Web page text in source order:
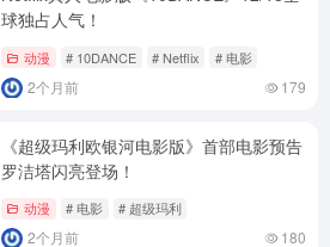
球独占人气！
动漫 # 10DANCE # Netflix # 电影
2个月前 179
《超级玛利欧银河电影版》首部电影预告
罗洁塔闪亮登场！
动漫 # 电影 # 超级玛利
2个月前 180